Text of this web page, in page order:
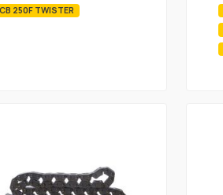
CB 250F TWISTER